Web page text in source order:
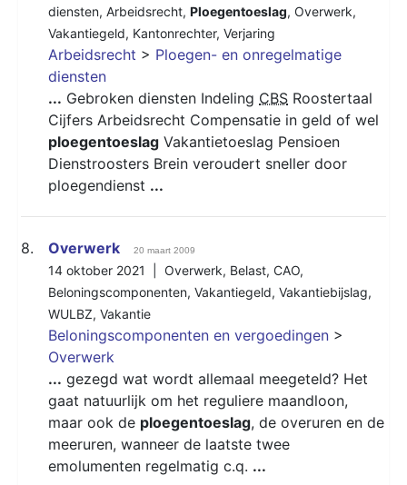
diensten, Arbeidsrecht, Ploegentoeslag, Overwerk,
Vakantiegeld, Kantonrechter, Verjaring
Arbeidsrecht > Ploegen- en onregelmatige
diensten
... Gebroken diensten Indeling CBS Roostertaal
Cijfers Arbeidsrecht Compensatie in geld of wel
ploegentoeslag Vakantietoeslag Pensioen
Dienstroosters Brein veroudert sneller door
ploegendienst ...
8. Overwerk 20 maart 2009
14 oktober 2021 | Overwerk, Belast, CAO,
Beloningscomponenten, Vakantiegeld, Vakantiebijslag,
WULBZ, Vakantie
Beloningscomponenten en vergoedingen >
Overwerk
... gezegd wat wordt allemaal meegeteld? Het
gaat natuurlijk om het reguliere maandloon,
maar ook de ploegentoeslag, de overuren en de
meeruren, wanneer de laatste twee
emolumenten regelmatig c.q. ...